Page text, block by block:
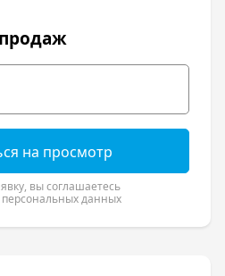
на просмотр
вы соглашаетесь
персональных данных